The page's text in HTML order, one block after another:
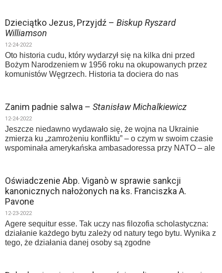
Dzieciątko Jezus, Przyjdź – Biskup Ryszard
Williamson
12-24-2022
Oto historia cudu, który wydarzył się na kilka dni przed
Bożym Narodzeniem w 1956 roku na okupowanych przez
komunistów Węgrzech. Historia ta dociera do nas
Zanim padnie salwa – Stanisław Michalkiewicz
12-24-2022
Jeszcze niedawno wydawało się, że wojna na Ukrainie
zmierza ku „zamrożeniu konfliktu” – o czym w swoim czasie
wspominała amerykańska ambasadoressa przy NATO – ale
Oświadczenie Abp. Viganò w sprawie sankcji
kanonicznych nałożonych na ks. Franciszka A.
Pavone
12-23-2022
Agere sequitur esse. Tak uczy nas filozofia scholastyczna:
działanie każdego bytu zależy od natury tego bytu. Wynika z
tego, że działania danej osoby są zgodne